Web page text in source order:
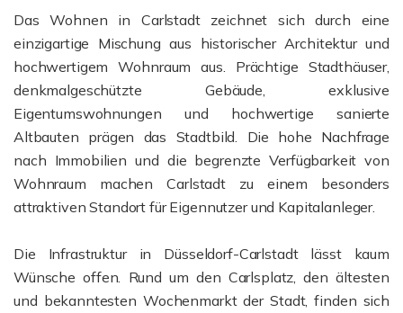
Das Wohnen in Carlstadt zeichnet sich durch eine
einzigartige Mischung aus historischer Architektur und
hochwertigem Wohnraum aus. Prächtige Stadthäuser,
denkmalgeschützte Gebäude, exklusive
Eigentumswohnungen und hochwertige sanierte
Altbauten prägen das Stadtbild. Die hohe Nachfrage
nach Immobilien und die begrenzte Verfügbarkeit von
Wohnraum machen Carlstadt zu einem besonders
attraktiven Standort für Eigennutzer und Kapitalanleger.
Die Infrastruktur in Düsseldorf-Carlstadt lässt kaum
Wünsche offen. Rund um den Carlsplatz, den ältesten
und bekanntesten Wochenmarkt der Stadt, finden sich